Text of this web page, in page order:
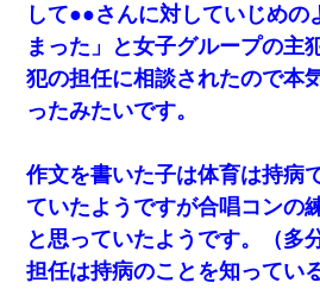
私は家が貧しくて、手に職をつけよう
卒業を控えた年の1月末、車にひかれて
小学生の妹が20代の弟とチューしてる
見てから実家を出た。それから15年、
22歳の頃、父に36歳の男性とお見合い
の親会社の経営者の息子さんだったの
送ったんだが→
して●●さんに対していじめの
まった」と女子グループの主
犯の担任に相談されたので本
ったみたいです。
作文を書いた子は体育は持病
ていたようですが合唱コンの
と思っていたようです。（多分
担任は持病のことを知ってい